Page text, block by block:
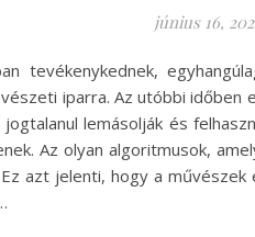
június 16,
tevékenykednek,
iparra. Az utóbbi
lemásolják és
Az olyan algoritmusok,
azt jelenti, hogy a